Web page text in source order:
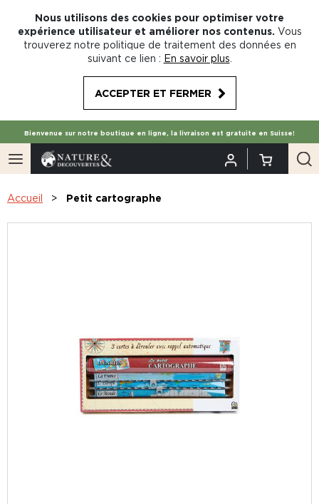
Nous utilisons des cookies pour optimiser votre
expérience utilisateur et améliorer nos contenus. Vous
trouverez notre politique de traitement des données en
suivant ce lien : En savoir plus
ACCEPTER ET FERMER
Bienvenue sur notre boutique en ligne, la livraison est gratuite en Suisse!
Accueil Petit cartographe